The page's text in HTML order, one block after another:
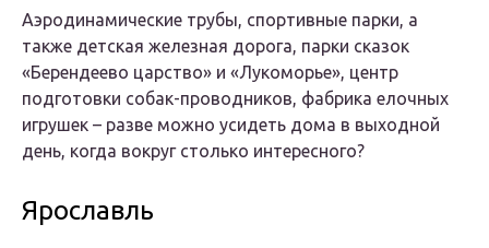
Аэродинамические трубы, спортивные парки, а
также детская железная дорога, парки сказок
«Берендеево царство» и «Лукоморье», центр
подготовки собак-проводников, фабрика елочных
игрушек – разве можно усидеть дома в выходной
день, когда вокруг столько интересного?
Ярославль